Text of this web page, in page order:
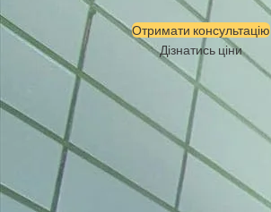
Отримати консультацію
Дізнатись ціни